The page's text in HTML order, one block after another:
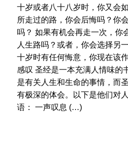
十岁或者八十八岁时，你又会
所走过的路，你会后悔吗？你
吗？ 如果有机会再走一次，你
人生路吗？或者，你会选择另
十岁时有任何悔意，你现在该
感叹 圣经是一本充满人情味的
是有关人生和生命的事情，而
有极深的体会。以下是他们对
语： 一声叹息 (…)